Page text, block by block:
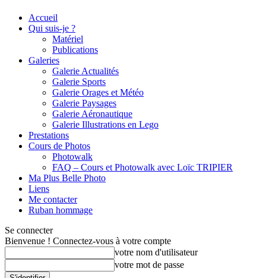
Accueil
Qui suis-je ?
Matériel
Publications
Galeries
Galerie Actualités
Galerie Sports
Galerie Orages et Météo
Galerie Paysages
Galerie Aéronautique
Galerie Illustrations en Lego
Prestations
Cours de Photos
Photowalk
FAQ – Cours et Photowalk avec Loïc TRIPIER
Ma Plus Belle Photo
Liens
Me contacter
Ruban hommage
Se connecter
Bienvenue ! Connectez-vous à votre compte
votre nom d'utilisateur
votre mot de passe